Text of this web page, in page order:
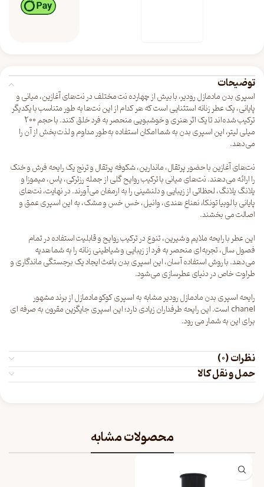
توضیحات
اسپری بدن مادمازل رودیر، با بیش از چهارده نت مختلف در نت‌های آغازین، میانی و
پایانی، یک عطر زنانه استثنایی است که هر کدام از این نت‌ها به طور متناسب با یکدیگر
ترکیب شده‌اند تا یک اثر هنری و خوشبویی منحصر به فرد خلق کنند. با حجم 200
میلی لیتر، این اسپری بدن به شما امکان استفاده به‌طور مداوم و لذت‌بخش از آن را
می‌دهد.
نت‌های آغازین با حضور پرتقال، ماندارین، شکوفه پرتقال و ترنج یک رایحه فرش و خنک
را ارائه می‌دهند. نت‌های میانی با ترکیب روایح گلی از جمله رزترکی، یاس، میموزا و
یلانگ یلانگ، لحظاتی از زیبایی و دلنشینی را به ارمغان می‌آورند. در نهایت، نت‌های
پایانی با لوبیا تونکا، نعناع هندی، وانیل، خس خس و مشک، به این اسپری عمق و
اصالت می بخشند.
این عطر با رایحه ملایم و شیرین، تنوع در ترکیب روایح و قابلیت استفاده در تمام
فصول سال، تجربه‌ای منحصر به فرد از زیبایی و شیاطینی زنانه را به شما هدیه
می‌دهد. با روش استفاده آسان، این اسپری بدن باعث ایجاد یک برجستگی ماندگاری و
طراوت خاص در دنیای عطرسازی می‌شود.
رایحه اسپری بدن مادمازل رودیر مشابه به اسپری کوکو مادمازل از برند مشهور
chanel است. این رایحه طرفداران زیادی دارد؛ این اسپری جایگزین مقرون به صرفه ای
برای این به شمار می رود.
نظرات (0)
حمل و نقل کالا
محصولات مشابه